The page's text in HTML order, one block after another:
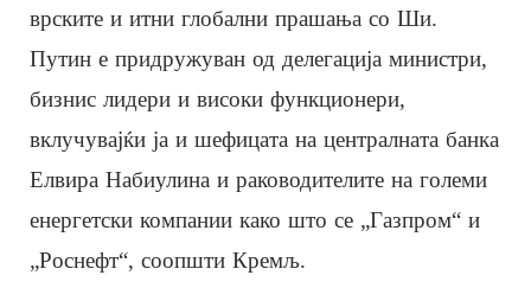
врските и итни глобални прашања со Ши.
Путин е придружуван од делегација министри,
бизнис лидери и високи функционери,
вклучувајќи ја и шефицата на централната банка
Елвира Набиулина и раководителите на големи
енергетски компании како што се „Газпром“ и
„Роснефт“, соопшти Кремљ.